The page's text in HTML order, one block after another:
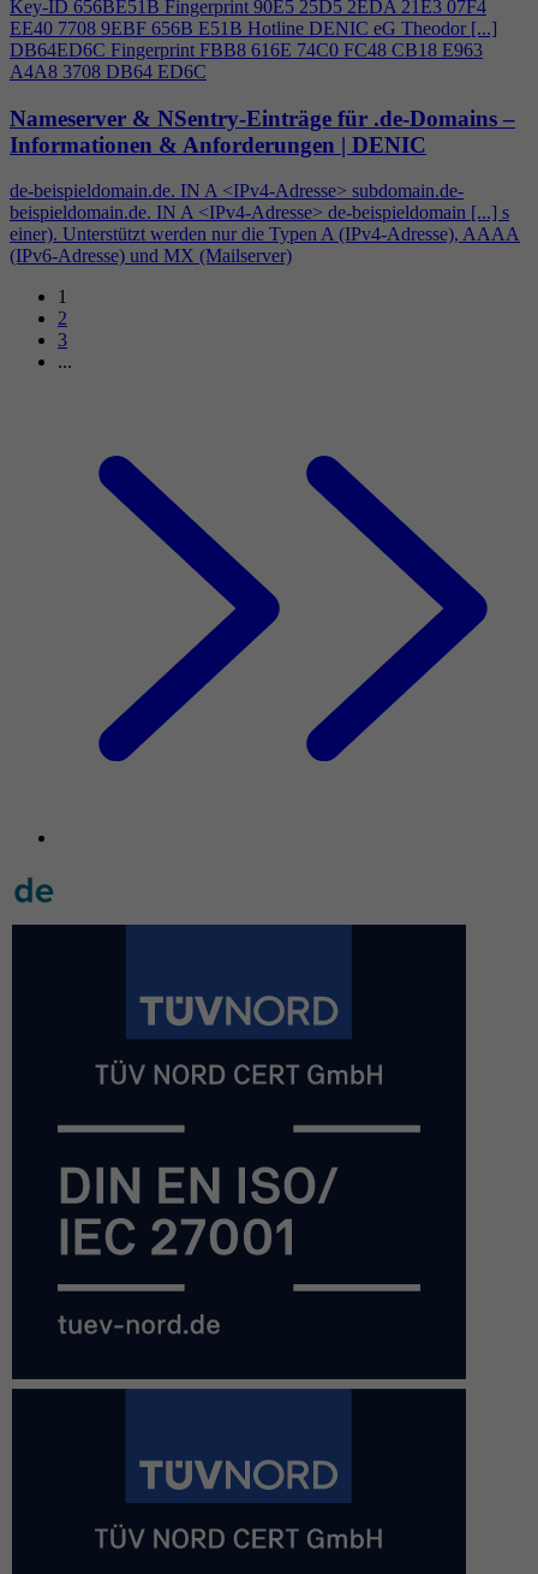
Key-ID 656BE51B Fingerprint 90E5 25D5 2EDA 21E3 07F4
EE40 7708 9EBF 656B E51B Hotline DENIC eG Theodor [...]
DB64ED6C Fingerprint FBB8 616E 74C0 FC48 CB18 E963
A4A8 3708 DB64 ED6C
Nameserver & NSentry-Einträge für .de-Domains –
Informationen & Anforderungen | DENIC
de-beispieldomain.de. IN A <IPv4-Adresse> subdomain.de-
beispieldomain.de. IN A <IPv4-Adresse> de-beispieldomain [...] s
einer). Unterstützt werden nur die Typen A (IPv4-Adresse), AAAA
(IPv6-Adresse) und MX (Mailserver)
1
2
3
...